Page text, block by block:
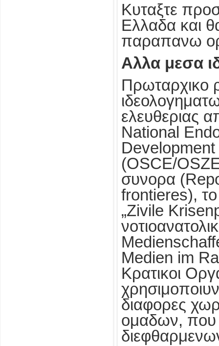
Κυταξτε
Ελλαδα και
παραπανω
Αλλα μεσα
Πρωταρχικο
ελευθεριας
National
(OSCE/
συνορα
frontieres),
„Zivile
Medien im
Κρατικοι
διαφορες
ομαδων, που